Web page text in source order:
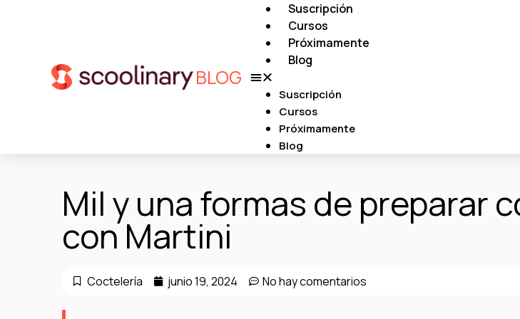
BLOG
Suscripción
Cursos
Próximamente
Blog
Suscripción
Cursos
Próximamente
Blog
Mil y una formas de preparar
con Martini
Coctelería junio 19, 2024 No hay comentarios